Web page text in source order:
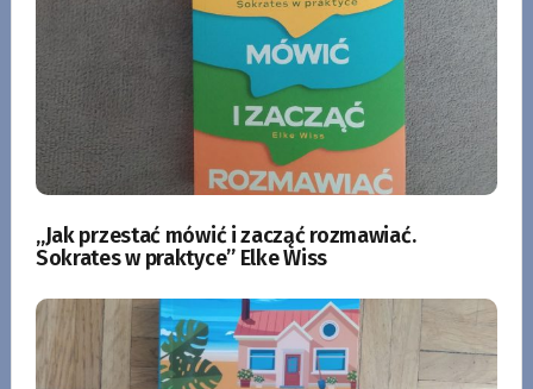
„Jak przestać mówić i zacząć rozmawiać.
Sokrates w praktyce” Elke Wiss